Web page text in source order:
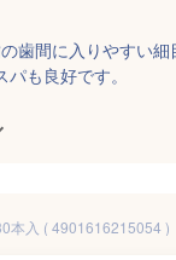
歯間に入りやすい細
も良好です。
本入 ( 4901616215054 )